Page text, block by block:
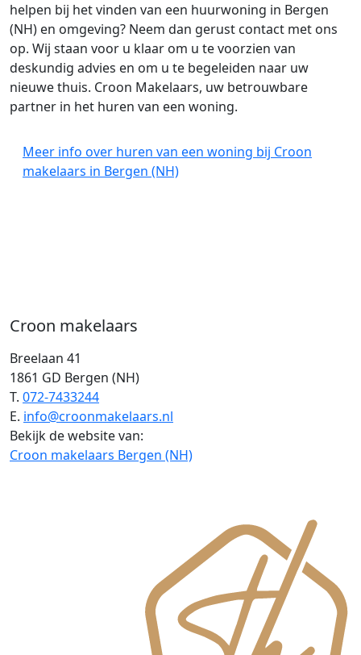
Croon makelaars
Breelaan 41
1861 GD Bergen (NH)
T. 072-7433244
E. info@croonmakelaars.nl
Bekijk de website van:
Croon makelaars Bergen (NH)
helpen bij het vinden van een huurwoning in Bergen
(NH) en omgeving? Neem dan gerust contact met ons
op. Wij staan voor u klaar om u te voorzien van
deskundig advies en om u te begeleiden naar uw
nieuwe thuis. Croon Makelaars, uw betrouwbare
partner in het huren van een woning.
Meer info over huren van een woning bij Croon
makelaars in Bergen (NH)